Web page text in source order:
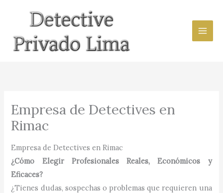
contenido
Empresa de Detectives en
Rimac
Empresa de Detectives en Rimac
¿Cómo Elegir Profesionales Reales, Económicos y
Eficaces?
¿Tienes dudas, sospechas o problemas que requieren una